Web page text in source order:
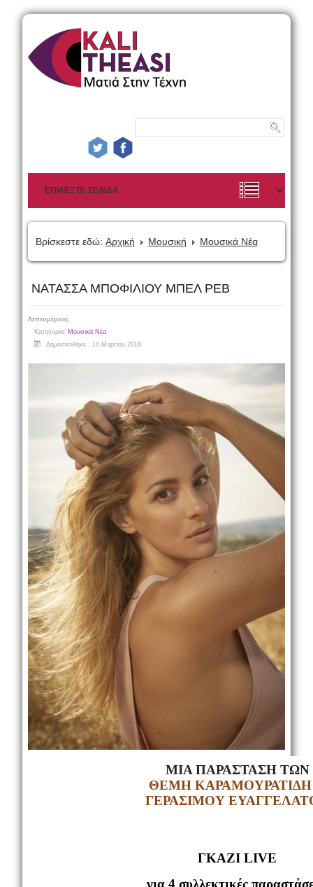
Βρίσκεστε εδώ: Αρχική Μουσική Μουσικά Νέα
ΝΑΤΑΣΣΑ ΜΠΟΦΙΛΙΟΥ ΜΠΕΛ ΡΕΒ
Λεπτομέρειες
Κατηγορία: Μουσικά Νέα
Δημοσιεύθηκε : 10 Μαρτίου 2018
ΜΙΑ ΠΑΡΑΣΤΑΣΗ ΤΩΝ
ΘΕΜΗ
ΓΕΡΑΣΙΜΟΥ
ΓΚΑΖΙ LIVE